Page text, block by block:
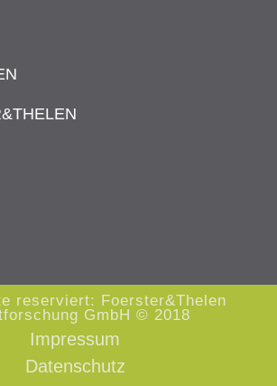
reserviert: Foerster&Thelen
GmbH © 2018
Impressum
Datenschutz